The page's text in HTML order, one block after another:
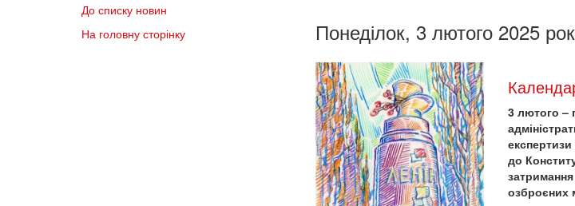
До списку новин
На головну сторінку
Понеділок, 3 лютого 2025
3 лютого –
до
озброєних